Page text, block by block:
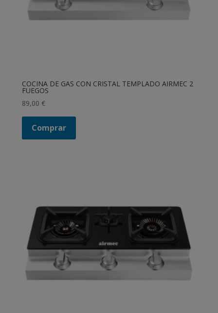
COCINA DE GAS CON CRISTAL TEMPLADO AIRMEC 2
FUEGOS
89,00 €
Comprar